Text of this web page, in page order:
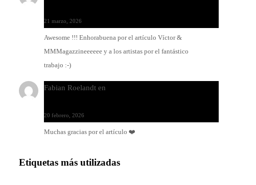
21 marzo, 2026
Awesome !!! Enhorabuena por el artículo Víctor &
MMMagazzineeeeee y a los artistas por el fantástico
trabajo :-)
Fabian Roelandt en
20 febrero, 2026
Muchas gracias por el artículo ❤️
Etiquetas más utilizadas